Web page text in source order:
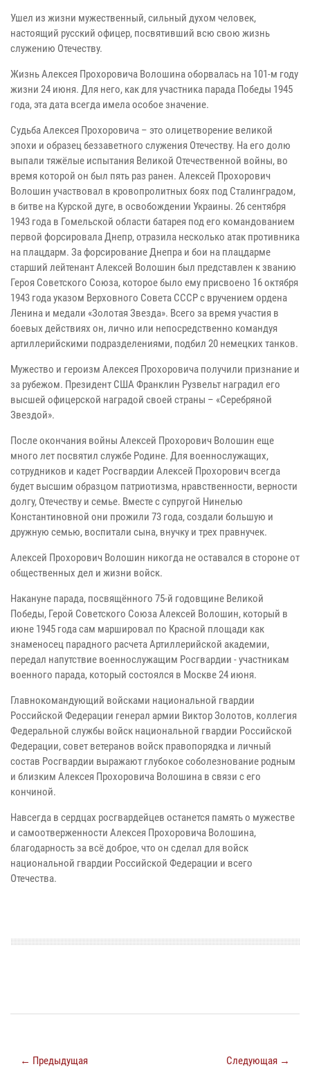
Ушел из жизни мужественный, сильный духом человек,
настоящий русский офицер, посвятивший всю свою жизнь
служению Отечеству.
Жизнь Алексея Прохоровича Волошина оборвалась на 101-м году
жизни 24 июня. Для него, как для участника парада Победы 1945
года, эта дата всегда имела особое значение.
Судьба Алексея Прохоровича – это олицетворение великой
эпохи и образец беззаветного служения Отечеству. На его долю
выпали тяжёлые испытания Великой Отечественной войны, во
время которой он был пять раз ранен. Алексей Прохорович
Волошин участвовал в кровопролитных боях под Сталинградом,
в битве на Курской дуге, в освобождении Украины. 26 сентября
1943 года в Гомельской области батарея под его командованием
первой форсировала Днепр, отразила несколько атак противника
на плацдарм. За форсирование Днепра и бои на плацдарме
старший лейтенант Алексей Волошин был представлен к званию
Героя Советского Союза, которое было ему присвоено 16 октября
1943 года указом Верховного Совета СССР с вручением ордена
Ленина и медали «Золотая Звезда». Всего за время участия в
боевых действиях он, лично или непосредственно командуя
артиллерийскими подразделениями, подбил 20 немецких танков.
Мужество и героизм Алексея Прохоровича получили признание и
за рубежом. Президент США Франклин Рузвельт наградил его
высшей офицерской наградой своей страны – «Серебряной
Звездой».
После окончания войны Алексей Прохорович Волошин еще
много лет посвятил службе Родине. Для военнослужащих,
сотрудников и кадет Росгвардии Алексей Прохорович всегда
будет высшим образцом патриотизма, нравственности, верности
долгу, Отечеству и семье. Вместе с супругой Нинелью
Константиновной они прожили 73 года, создали большую и
дружную семью, воспитали сына, внучку и трех правнучек.
Алексей Прохорович Волошин никогда не оставался в стороне от
общественных дел и жизни войск.
Накануне парада, посвящённого 75-й годовщине Великой
Победы, Герой Советского Союза Алексей Волошин, который в
июне 1945 года сам маршировал по Красной площади как
знаменосец парадного расчета Артиллерийской академии,
передал напутствие военнослужащим Росгвардии - участникам
военного парада, который состоялся в Москве 24 июня.
Главнокомандующий войсками национальной гвардии
Российской Федерации генерал армии Виктор Золотов, коллегия
Федеральной службы войск национальной гвардии Российской
Федерации, совет ветеранов войск правопорядка и личный
состав Росгвардии выражают глубокое соболезнование родным
и близким Алексея Прохоровича Волошина в связи с его
кончиной.
Навсегда в сердцах росгвардейцев останется память о мужестве
и самоотверженности Алексея Прохоровича Волошина,
благодарность за всё доброе, что он сделал для войск
национальной гвардии Российской Федерации и всего
Отечества.
← Предыдущая Следующая →